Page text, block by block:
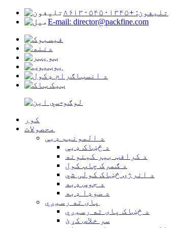
تلیفون: +۸۶۱۳۰۵۴۵۰۱۳۴۵
E-mail: director@packfine.com
کور
محصولات
د المونیم ډبې
د څښاک ډبې
د کرافټ بیر کینونه
د ګمرک چاپ کول
د انرژۍ څښاک کولی شي
د جوس ډبه
د سوډا ډبه
پای ته رسیږي
د څښاک پای ته رسیږي
سر خلاص کړئ